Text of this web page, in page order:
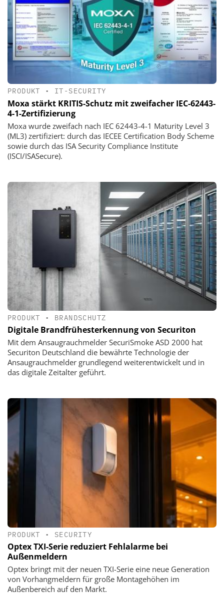
PRODUKT • IT-SECURITY
Moxa stärkt KRITIS-Schutz mit zweifacher IEC-62443-
4-1-Zertifizierung
Moxa wurde zweifach nach IEC 62443-4-1 Maturity Level 3
(ML3) zertifiziert: durch das IECEE Certification Body Scheme
sowie durch das ISA Security Compliance Institute
(ISCI/ISASecure).
PRODUKT • BRANDSCHUTZ
Digitale Brandfrühesterkennung von Securiton
Mit dem Ansaugrauchmelder SecuriSmoke ASD 2000 hat
Securiton Deutschland die bewährte Technologie der
Ansaugrauchmelder grundlegend weiterentwickelt und in
das digitale Zeitalter geführt.
PRODUKT • SECURITY
Optex TXI-Serie reduziert Fehlalarme bei
Außenmeldern
Optex bringt mit der neuen TXI-Serie eine neue Generation
von Vorhangmeldern für große Montagehöhen im
Außenbereich auf den Markt.